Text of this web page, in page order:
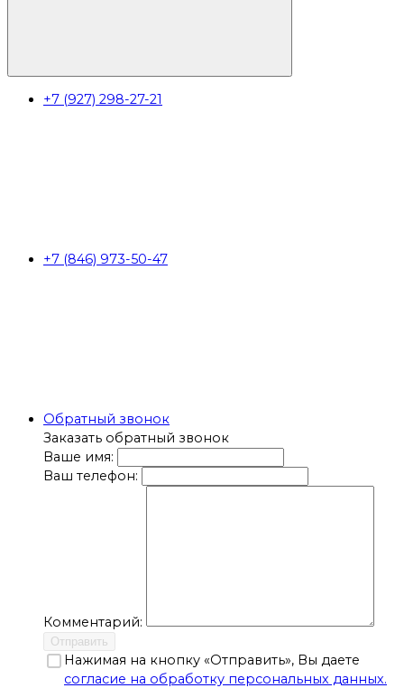
+7 (927) 298-27-21
+7 (846) 973-50-47
Обратный звонок
Заказать обратный звонок
Ваше имя:
Ваш телефон:
Комментарий:
Отправить
Нажимая на кнопку «Отправить», Вы даете
согласие на обработку персональных данных.